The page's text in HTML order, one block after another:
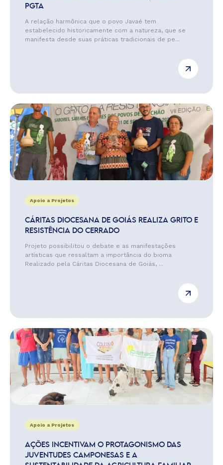
PGTA
A relação harmônica que o povo Javaé tem
estabelecido historicamente com a natureza, que se
manifesta desde suas práticas tradicionais de pe...
Apoio a Projetos
CÁRITAS DIOCESANA DE GOIÁS REALIZA GRITO E
RESISTÊNCIA DO CERRADO
Projeto possibilitou o debate e as manifestações
artísticas que ressaltam a importância do bioma
Realizado pela Cáritas Diocesana de Goiás, ...
Apoio a Projetos
AÇÕES INCENTIVAM O PROTAGONISMO DAS
JUVENTUDES CAMPONESAS E A